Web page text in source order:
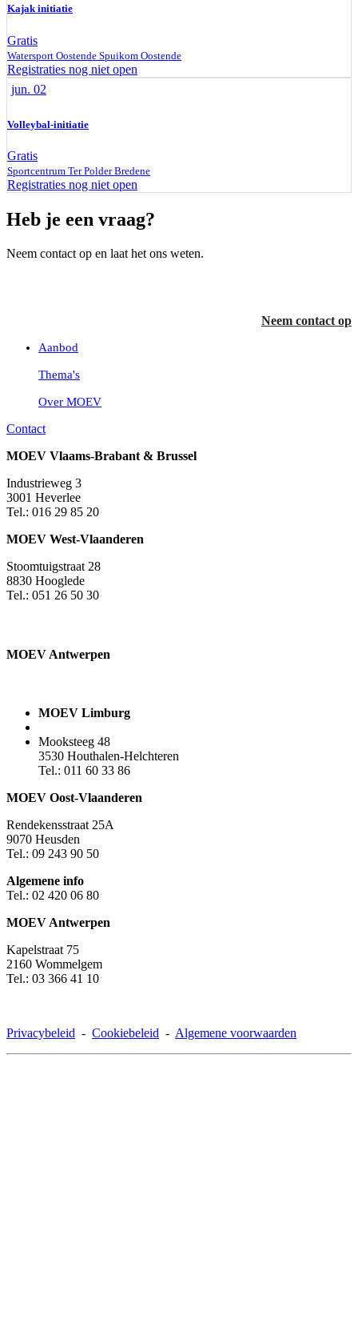
Kajak initiatie
Gratis
Watersport Oostende Spuikom Oostende
Registraties nog niet open
jun. 02
Volleybal-initiatie
Gratis
Sportcentrum Ter Polder Bredene
Registraties nog niet open
Heb je een vraag?
Neem contact op en laat het ons weten.
Neem contact op
Aanbod
Thema's
Over MOEV
Contact
MOEV Vlaams-Brabant & Brussel
Industrieweg 3
3001 Heverlee
Tel.: 016 29 85 20
MOEV West-Vlaanderen
Stoomtuigstraat 28
8830 Hooglede
Tel.: 051 26 50 30
MOEV Antwerpen​
MOEV Limburg
Mooksteeg 48
3530 Houthalen-Helchteren
Tel.: 011 60 33 86
MOEV Oost-Vlaanderen
Rendekensstraat 25A
9070 Heusden
Tel.: 09 243 90 50
Algemene info
Tel.: 02 420 06 80
MOEV Antwerpen
Kapelstraat 75
2160 Wommelgem
Tel.: 03 366 41 10
Privacybeleid - Cookiebeleid - Algemene voorwaarden